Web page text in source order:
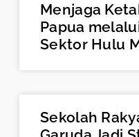
Menjaga
Papua
Sektor Hulu
Sekolah